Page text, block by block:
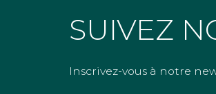
SUIVEZ
Inscrivez-vous à notre